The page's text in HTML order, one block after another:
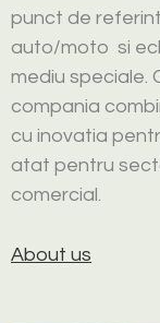
punct de
auto/moto si
mediu speciale.
compania
cu inovatia
atat pentru
comercial.
About us